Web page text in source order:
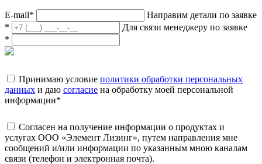
E-mail*
Направим детали по заявке
*
Для связи менеджеру по заявке
*
Принимаю условие политики обработки персональных
данных и даю согласие на обработку моей персональной
информации*
Согласен на получение информации о продуктах и
услугах ООО «Элемент Лизинг», путем направления мне
сообщений и/или информации по указанным мною каналам
связи (телефон и электронная почта).